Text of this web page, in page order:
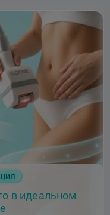
в идеальном